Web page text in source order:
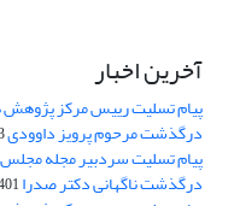
آخرین اخبار
پیام تسلیت رییس مرکز
درگذشت مرحوم پرویز داوودی
پیام تسلیت سردبیر مجله
درگذشت ناگهانی دکتر صدرا15